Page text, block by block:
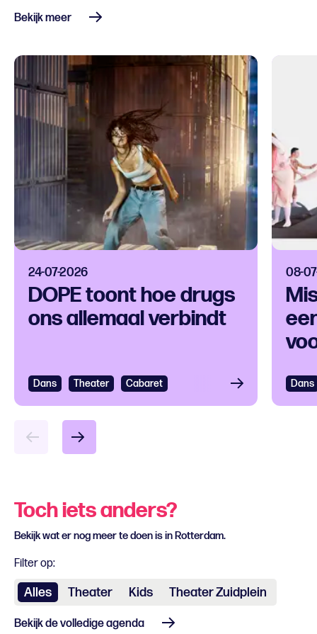
Bekijk meer
24-07-2026
DOPE toont hoe drugs
ons allemaal verbindt
Dans Theater Cabaret
08-
Dans
Bekijken
Toch iets anders?
Bekijk wat er nog meer te doen is in Rotterdam.
Filter op:
Alles Theater Kids Theater Zuidplein
Bekijk de volledige agenda